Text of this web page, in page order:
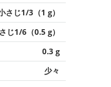
さじ1/3（1 g）
じ1/6（0.5 g）
0.3 g
少々